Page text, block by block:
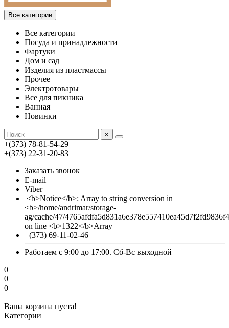
Все категории
Все категории
Посуда и принадлежности
Фартуки
Дом и сад
Изделия из пластмассы
Прочее
Электротовары
Все для пикника
Ванная
Новинки
×
+(373) 78-81-54-29
+(373) 22-31-20-83
Заказать звонок
E-mail
Viber
<b>Notice</b>: Array to string conversion in
<b>/home/andrimar/storage-
ag/cache/47/
on line <b>1322</b>Array
+(373) 69-11-02-46
Работаем с 9:00 до 17:00. Сб-Вс выходной
0
0
0
Ваша корзина пуста!
Категории